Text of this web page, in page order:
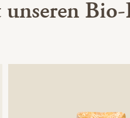
Bio-